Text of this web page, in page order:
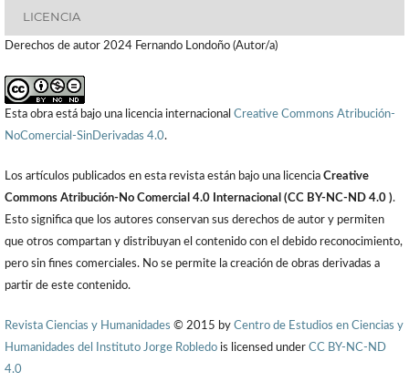
LICENCIA
Derechos de autor 2024 Fernando Londoño (Autor/a)
Esta obra está bajo una licencia internacional Creative Commons Atribución-
NoComercial-SinDerivadas 4.0.
Los artículos publicados en esta revista están bajo una licencia Creative
Commons Atribución-No Comercial 4.0 Internacional (CC BY-NC-ND 4.0 ).
Esto significa que los autores conservan sus derechos de autor y permiten
que otros compartan y distribuyan el contenido con el debido reconocimiento,
pero sin fines comerciales. No se permite la creación de obras derivadas a
partir de este contenido.
Revista Ciencias y Humanidades © 2015 by Centro de Estudios en Ciencias y
Humanidades del Instituto Jorge Robledo is licensed under CC BY-NC-ND
4.0